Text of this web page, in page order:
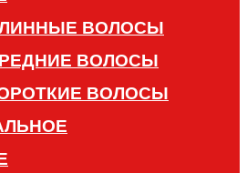
ВОЛОСЫ
ВОЛОСЫ
ВОЛОСЫ